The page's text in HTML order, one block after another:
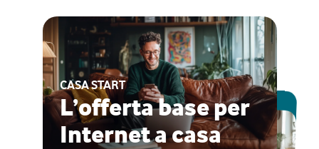
CASA START
L’offerta base per
Internet a casa
ESCLUSIVA ONLINE